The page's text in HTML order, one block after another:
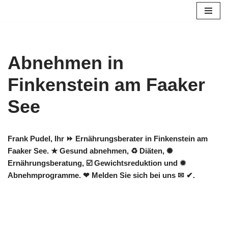
Abnehmen in
Finkenstein am Faaker
See
Frank Pudel, Ihr ⏩ Ernährungsberater in Finkenstein am
Faaker See. ★ Gesund abnehmen, ♻ Diäten, ✺
Ernährungsberatung, ☑️ Gewichtsreduktion und ✹
Abnehmprogramme. ❤ Melden Sie sich bei uns ✉ ✔.